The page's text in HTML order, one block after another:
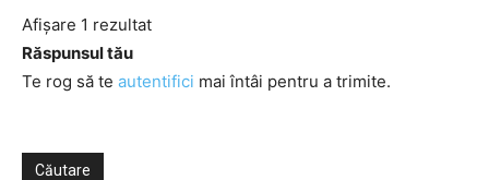
Afișare 1 rezultat
Răspunsul tău
Te rog să te autentifici mai întâi pentru a trimite.
Căutare